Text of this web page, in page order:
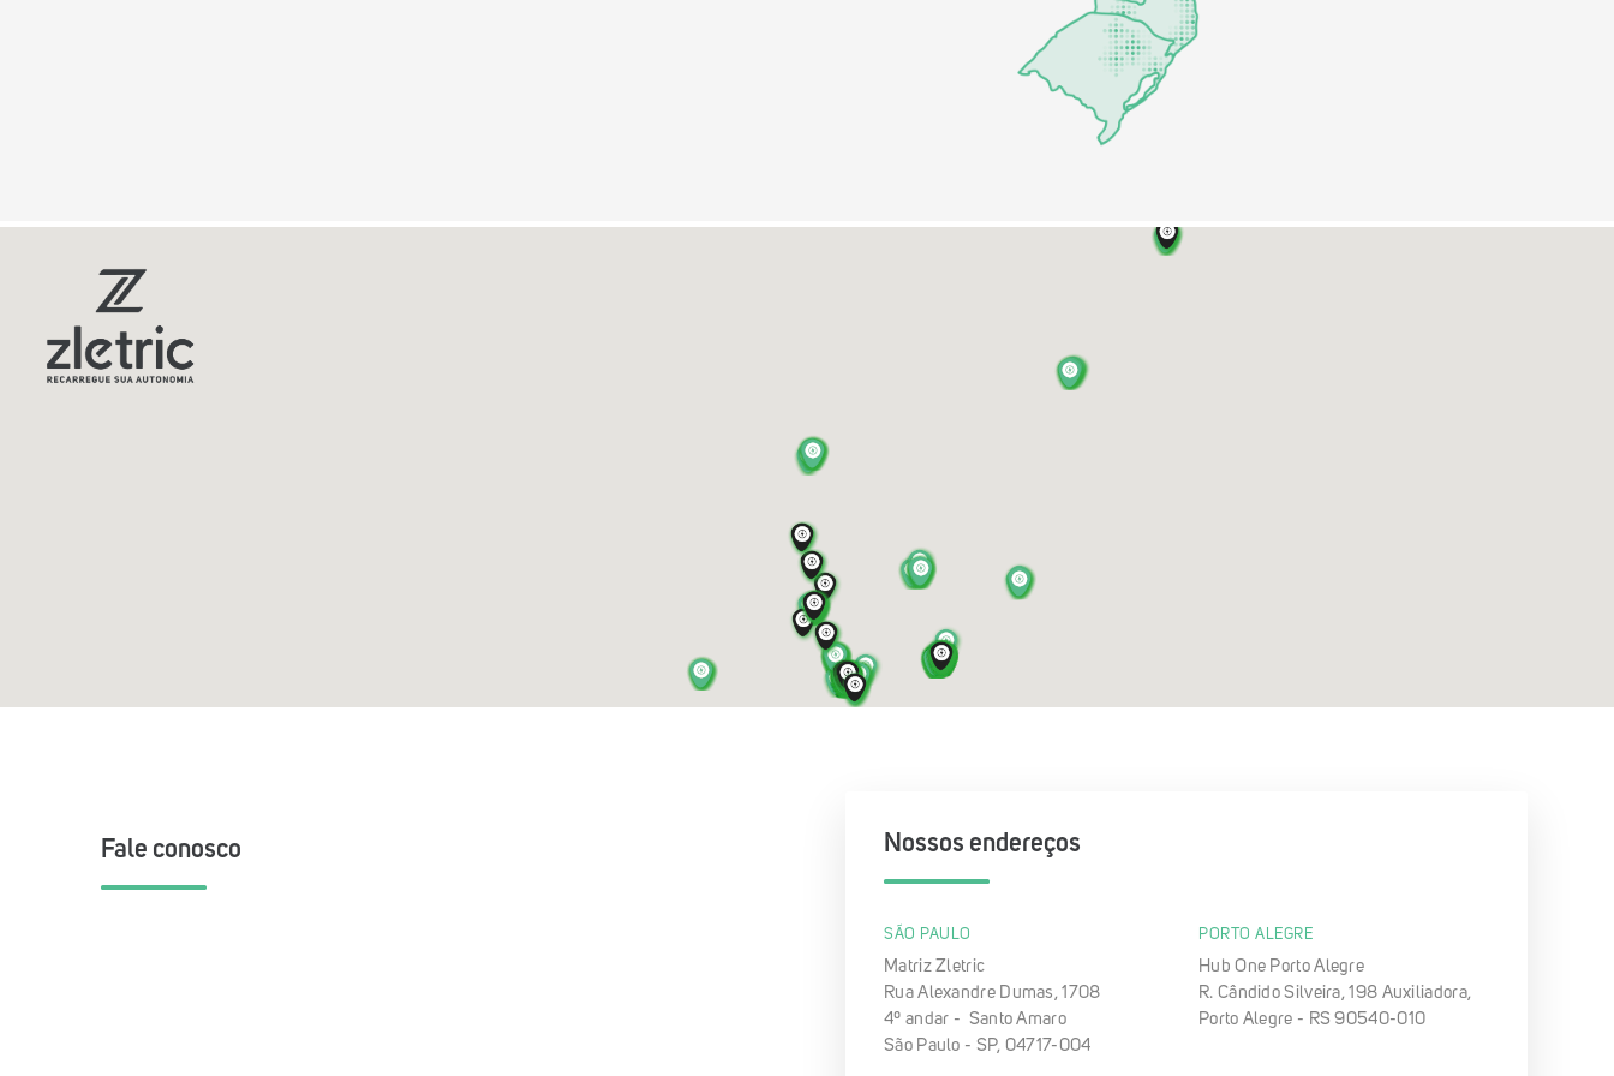
Fale conosco Nossos endereços
SÃO PAULO
Matriz Zletric
Rua Alexandre Dumas, 1708
4º andar - Santo Amaro
São Paulo - SP, 04717-004
PORTO ALEGRE
Hub One Porto Alegre
R. Cândido Silveira, 198 Auxiliadora,
Porto Alegre - RS 90540-010